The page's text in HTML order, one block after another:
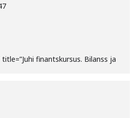
finantskursus. Bilanss ja